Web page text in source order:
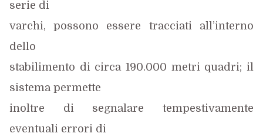
serie di
varchi, possono essere tracciati all’interno
dello
stabilimento di circa 190.000 metri quadri; il
sistema permette
inoltre di segnalare tempestivamente
eventuali errori di